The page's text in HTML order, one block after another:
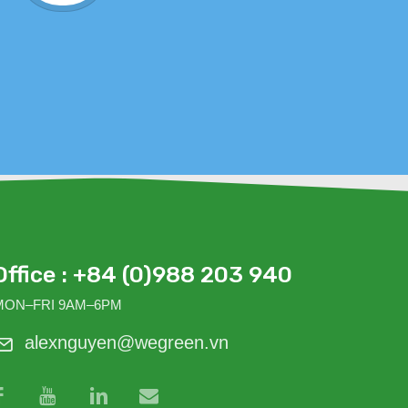
: +84 (0)988 203 940
9AM–6PM
alexnguyen@wegreen.vn